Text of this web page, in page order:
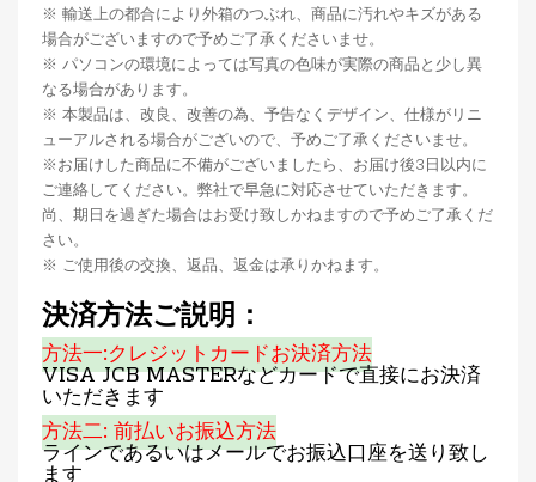
※ 輸送上の都合により外箱のつぶれ、商品に汚れやキズがある
場合がございますので予めご了承くださいませ。
※ パソコンの環境によっては写真の色味が実際の商品と少し異
なる場合があります。
※ 本製品は、改良、改善の為、予告なくデザイン、仕様がリニ
ューアルされる場合がございので、予めご了承くださいませ。
※お届けした商品に不備がございましたら、お届け後3日以内に
ご連絡してください。弊社で早急に対応させていただきます。
尚、期日を過ぎた場合はお受け致しかねますので予めご了承くだ
さい。
※ ご使用後の交換、返品、返金は承りかねます。
決済方法ご説明：
方法一:クレジットカードお決済方法
VISA JCB MASTERなどカードで直接にお決済
いただきます
方法二: 前払いお振込方法
ラインであるいはメールでお振込口座を送り致し